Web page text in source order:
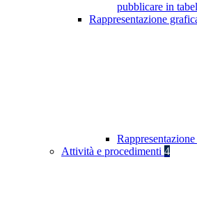
pubblicare in
Rappresentazione
Attività e procedimenti 4